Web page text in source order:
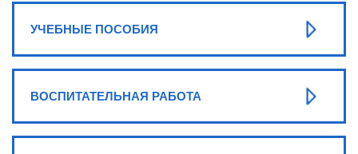
УЧЕБНЫЕ ПОСОБИЯ
ВОСПИТАТЕЛЬНАЯ РАБОТА